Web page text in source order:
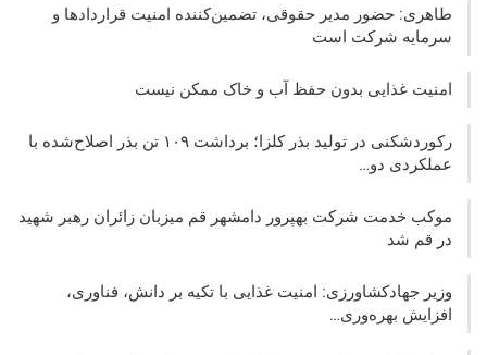
طاهری: حضور مدیر حقوقی، تضمین‌کننده امنیت قراردادها و
سرمایه شرکت‌ است
امنیت غذایی بدون حفظ آب و خاک ممکن نیست
رکوردشکنی در تولید بذر کلزا؛ برداشت ۱۰۹ تن بذر اصلاح‌شده با
عملکردی دو…
موکب خدمت شرکت بهپرور دامشهر قم میزبان زائران رهبر شهید
در قم شد
وزیر جهادکشاورزی: امنیت غذایی با تکیه بر دانش، فناوری،
افزایش بهره‌وری…